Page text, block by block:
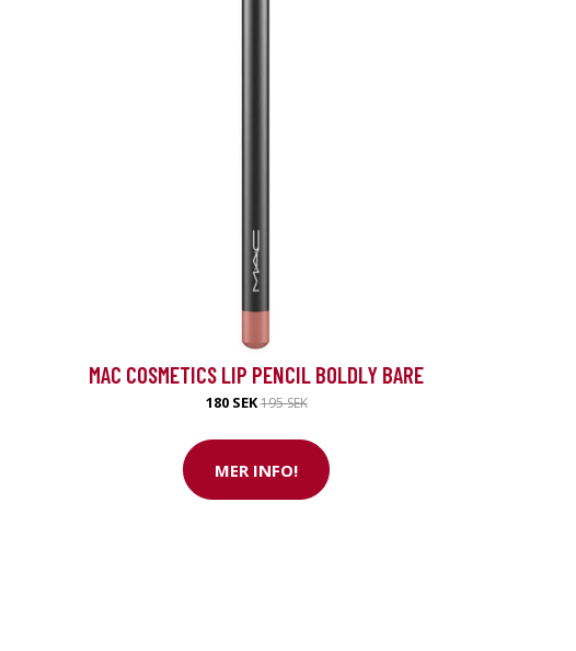
MAC COSMETICS LIP PENCIL BOLDLY BARE
180 SEK195 SEK
MER INFO!